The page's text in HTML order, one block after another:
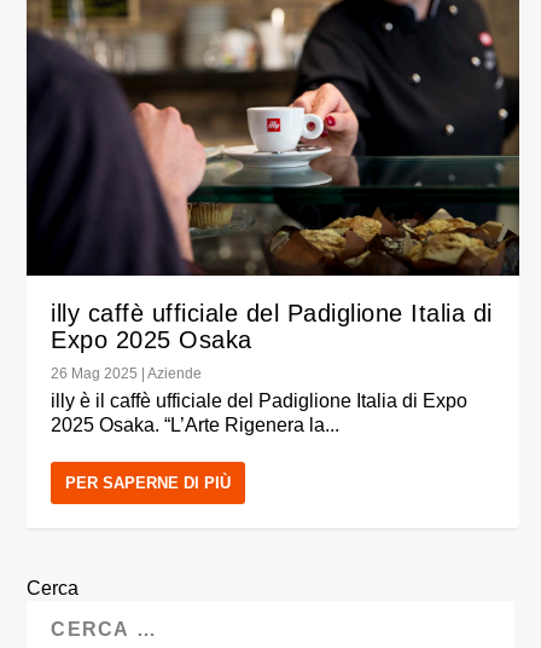
illy caffè ufficiale del Padiglione Italia di
Expo 2025 Osaka
26 Mag 2025 |Aziende
illy è il caffè ufficiale del Padiglione Italia di Expo
2025 Osaka. “L’Arte Rigenera la...
PER SAPERNE DI PIÙ
Cerca